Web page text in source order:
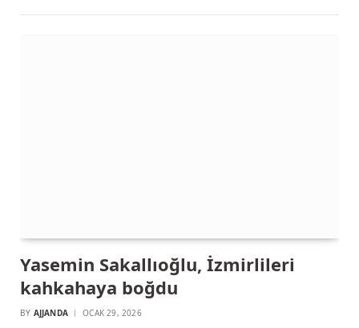
Yasemin Sakallıoğlu, İzmirlileri
kahkahaya boğdu
BY AJJANDA OCAK 29, 2026